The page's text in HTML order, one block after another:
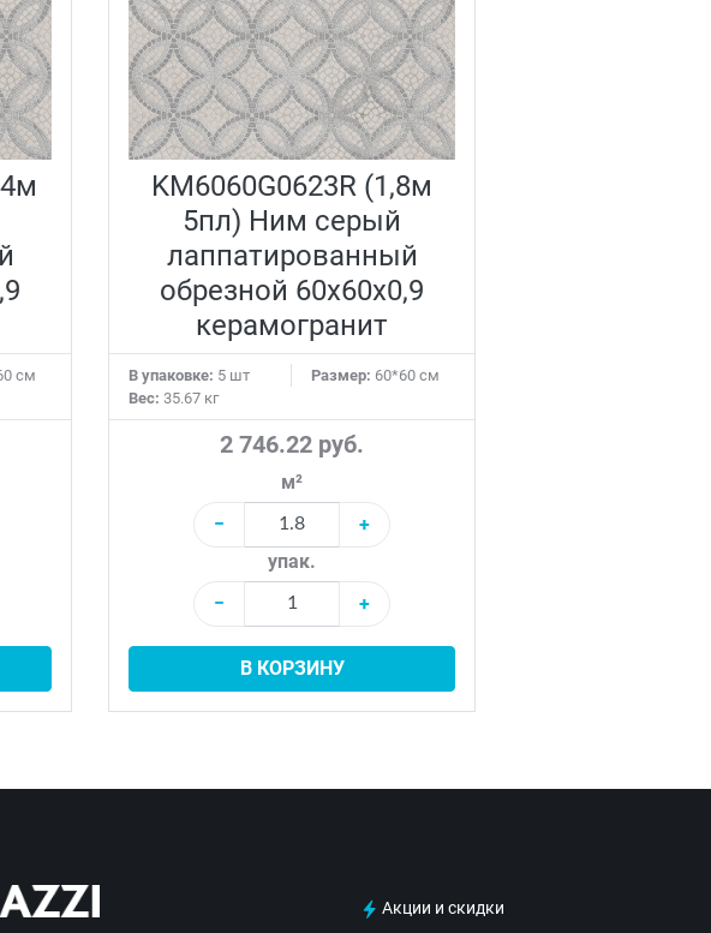
см
KM6060G0623R (1,8м
5пл) Ним серый
лаппатированный
обрезной 60x60x0,9
керамогранит
В упаковке: 5 шт Размер: 60*60 см
Вес: 35.67 кг
2 746.22 руб.
м²
−
+
упак.
−
+
В КОРЗИНУ
Акции и скидки